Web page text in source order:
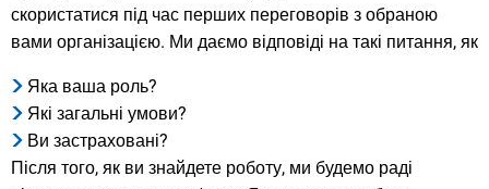
скористатися під час перших переговорів з обраною
вами організацією. Ми даємо відповіді на такі питання, як
Яка ваша роль?
Які загальні умови?
Ви застраховані?
Після того, як ви знайдете роботу, ми будемо раді